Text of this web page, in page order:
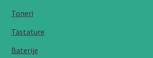
Toneri
Tastature
Baterije